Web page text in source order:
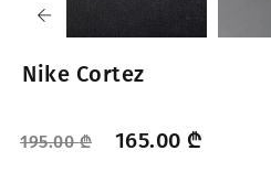
Nike Cortez
195.00₾ 165.00 ₾